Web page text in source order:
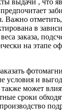
выдачи , что
Важно
в
заказа,
на этапе
условия и
может
сроки